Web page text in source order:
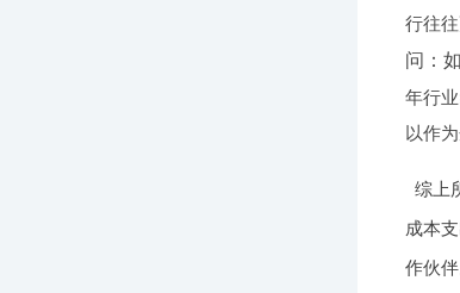
行往往
问：
年行
以作
综上
成本
作伙伴